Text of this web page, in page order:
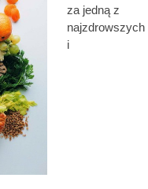
za jedną z
najzdrowszych
i